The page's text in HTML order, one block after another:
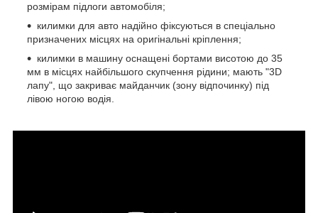
розмірам підлоги автомобіля;
килимки для авто надійно фіксуються в спеціально
призначених місцях на оригінальні кріплення;
килимки в машину оснащені бортами висотою до 35
мм в місцях найбільшого скупчення рідини; мають "3D
лапу", що закриває майданчик (зону відпочинку) під
лівою ногою водія.